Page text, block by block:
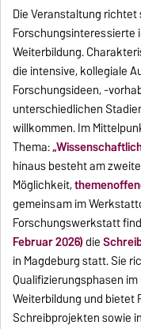
Die Veranstaltung
Forschungsinteressierte
Weiterbildung.
die intensive, kollegiale
Forschungsideen, -
unterschiedlichen
willkommen. Im
Thema:
hinaus besteht am
Möglichkeit,
gemeinsam im
Forschungswerkstatt
Februar 2026)die
in Magdeburg statt. Sie
Qualifizierungsphasen
Weiterbildung und bietet
Schreibprojekten sowie